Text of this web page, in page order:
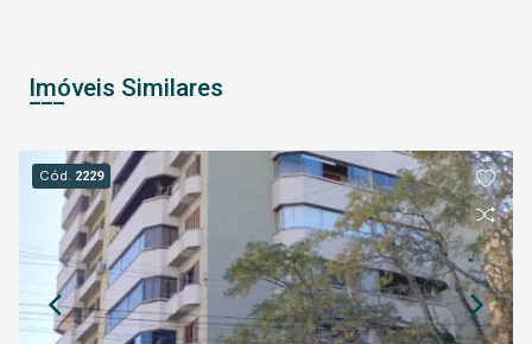
Imóveis Similares
Cód. 2229